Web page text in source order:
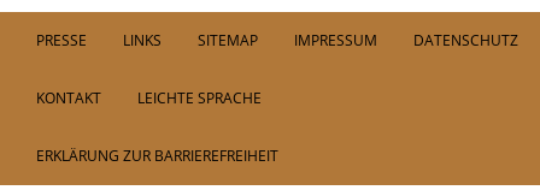
PRESSE LINKS SITEMAP IMPRESSUM DATENSCHUTZ
KONTAKT LEICHTE SPRACHE
ERKLÄRUNG ZUR BARRIEREFREIHEIT